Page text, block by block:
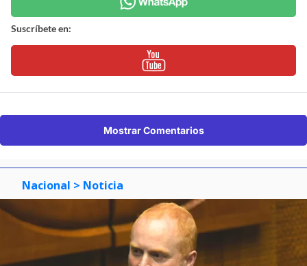
Suscríbete en:
Mostrar Comentarios
Nacional > Noticia